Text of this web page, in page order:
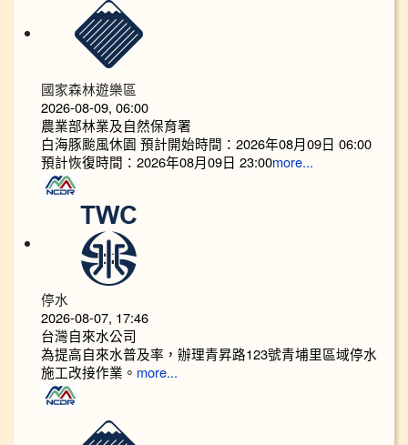
國家森林遊樂區
2026-08-09, 06:00
農業部林業及自然保育署
白海豚颱風休園 預計開始時間：2026年08月09日 06:00
預計恢復時間：2026年08月09日 23:00more...
停水
2026-08-07, 17:46
台灣自來水公司
為提高自來水普及率，辦理青昇路123號青埔里區域停水
施工改接作業。 more...